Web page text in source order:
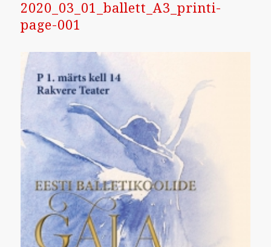
2020_03_01_ballett_A3_printi-
page-001